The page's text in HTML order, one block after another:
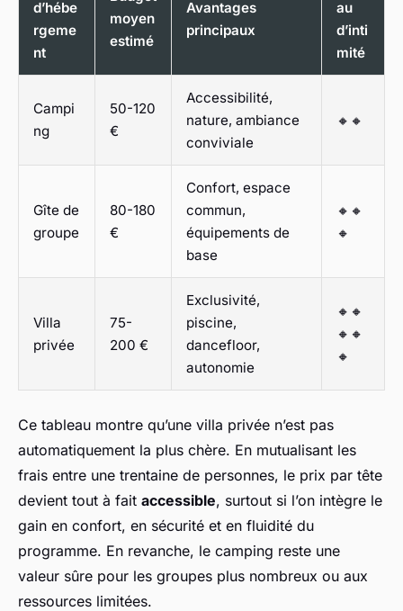
d’hébe
rgeme
nt
moyen
estimé
Avantages
principaux
au
d’inti
mité
Campi
ng
50-120
€
Accessibilité,
nature, ambiance
conviviale
🔸🔸
Gîte de
groupe
80-180
€
Confort, espace
commun,
équipements de
base
🔸🔸
🔸
Villa
privée
75-
200 €
Exclusivité,
piscine,
dancefloor,
autonomie
🔸🔸
🔸🔸
🔸
Ce tableau montre qu’une villa privée n’est pas
automatiquement la plus chère. En mutualisant les
frais entre une trentaine de personnes, le prix par tête
devient tout à fait accessible, surtout si l’on intègre le
gain en confort, en sécurité et en fluidité du
programme. En revanche, le camping reste une
valeur sûre pour les groupes plus nombreux ou aux
ressources limitées.